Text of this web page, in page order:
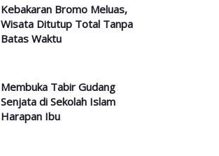
Kebakaran Bromo Meluas,
Wisata Ditutup Total Tanpa
Batas Waktu
Membuka Tabir Gudang
Senjata di Sekolah Islam
Harapan Ibu